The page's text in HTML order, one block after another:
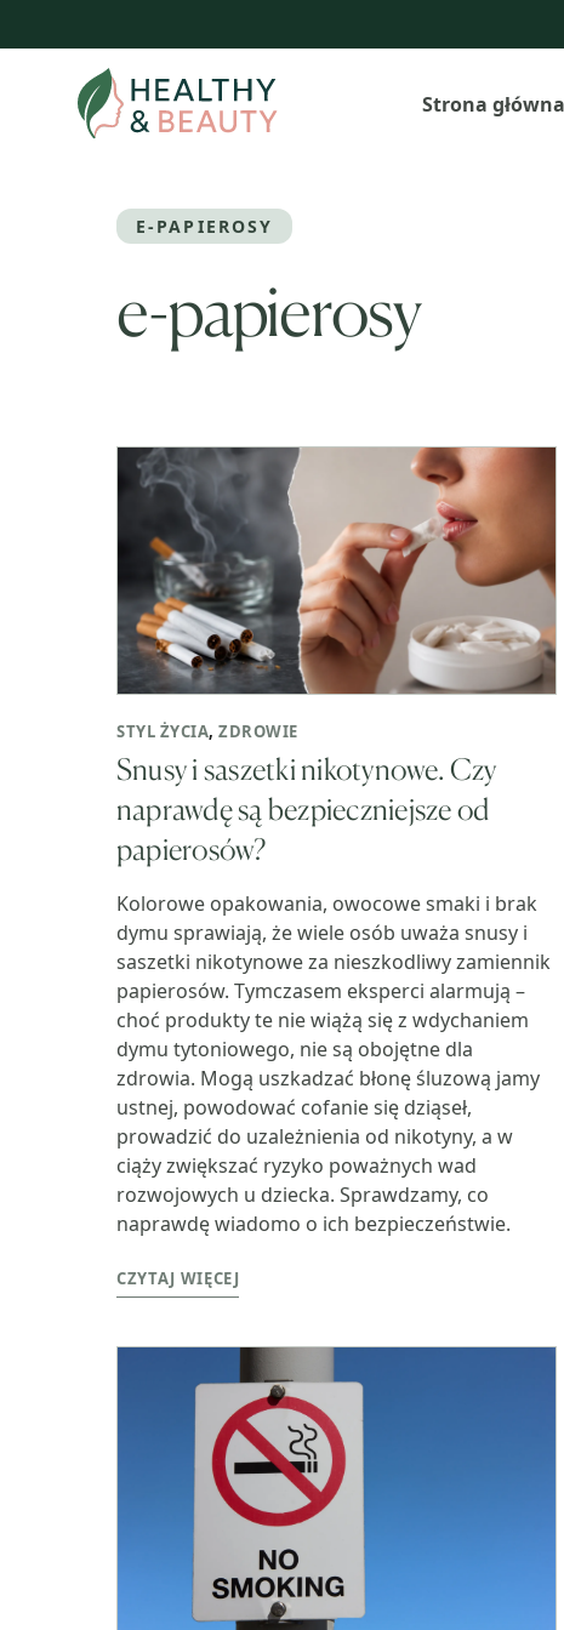
do
Strona główna
E-PAPIEROSY
e-papierosy
STYL ŻYCIA,ZDROWIE
Snusy i saszetki nikotynowe. Czy
naprawdę są bezpieczniejsze od
papierosów?
Kolorowe opakowania, owocowe smaki i brak
dymu sprawiają, że wiele osób uważa snusy i
saszetki nikotynowe za nieszkodliwy zamiennik
papierosów. Tymczasem eksperci alarmują –
choć produkty te nie wiążą się z wdychaniem
dymu tytoniowego, nie są obojętne dla
zdrowia. Mogą uszkadzać błonę śluzową jamy
ustnej, powodować cofanie się dziąseł,
prowadzić do uzależnienia od nikotyny, a w
ciąży zwiększać ryzyko poważnych wad
rozwojowych u dziecka. Sprawdzamy, co
naprawdę wiadomo o ich bezpieczeństwie.
CZYTAJ WIĘCEJ